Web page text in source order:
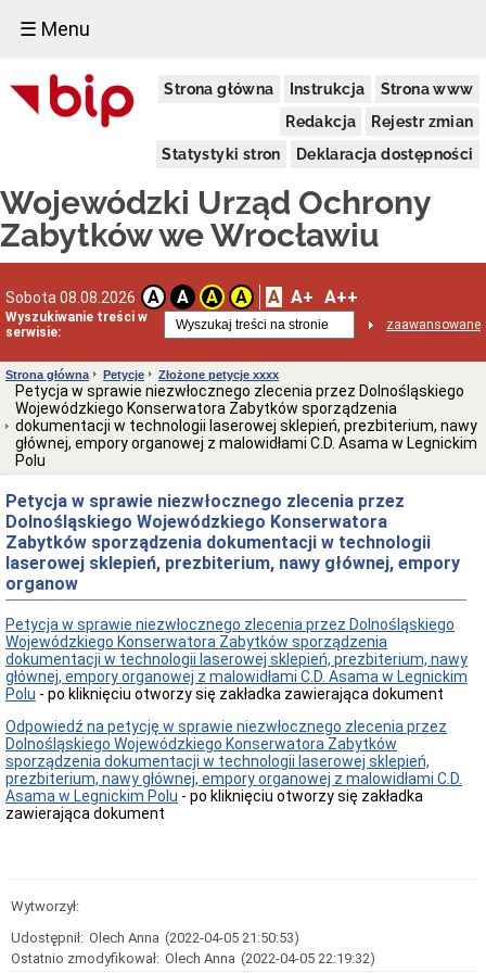
☰ Menu
Strona główna Instrukcja
Strona www
Redakcja
Rejestr zmian
Statystyki stron
Deklaracja dostępności
Wojewódzki Urząd Ochrony
Zabytków we Wrocławiu
Sobota 08.08.2026 A A A A A A+ A++
Wyszukiwanie treści w
serwisie:
zaawansowane
Dostępność
Deklaracja
dostępności
realizowanym
projekcie
dofinansowanym
Europejskich
Delegatury
adresowe
Podstawy
prawne
działalności
Osoby
i
Przedmiot
działania
i
kompetencje
Sprawozdawczość
finansowa
Statystyki
Wojewódzka
Rada
Ochrony
Zabytków
Poradnik
klienta
Jak
załatwić
sprawę
skarbowe
legalnie
Obwieszczenia,
Strona główna Petycje Złożone petycje xxxx
Petycja w sprawie niezwłocznego zlecenia przez Dolnośląskiego
Wojewódzkiego Konserwatora Zabytków sporządzenia
dokumentacji w technologii laserowej sklepień, prezbiterium, nawy
głównej, empory organowej z malowidłami C.D. Asama w Legnickim
Polu
Petycja w sprawie niezwłocznego zlecenia przez
Dolnośląskiego Wojewódzkiego Konserwatora
Zabytków sporządzenia dokumentacji w technologii
laserowej sklepień, prezbiterium, nawy głównej, empory
organow
Petycja w sprawie niezwłocznego zlecenia przez Dolnośląskiego
Wojewódzkiego Konserwatora Zabytków sporządzenia
dokumentacji w technologii laserowej sklepień, prezbiterium, nawy
głównej, empory organowej z malowidłami C.D. Asama w Legnickim
Polu - po kliknięciu otworzy się zakładka zawierająca dokument
Odpowiedź na petycję w sprawie niezwłocznego zlecenia przez
Dolnośląskiego Wojewódzkiego Konserwatora Zabytków
sporządzenia dokumentacji w technologii laserowej sklepień,
prezbiterium, nawy głównej, empory organowej z malowidłami C.D.
Asama w Legnickim Polu - po kliknięciu otworzy się zakładka
zawierająca dokument
Wytworzył:
Udostępnił: Olech Anna (2022-04-05 21:50:53)
Ostatnio zmodyfikował: Olech Anna (2022-04-05 22:19:32)